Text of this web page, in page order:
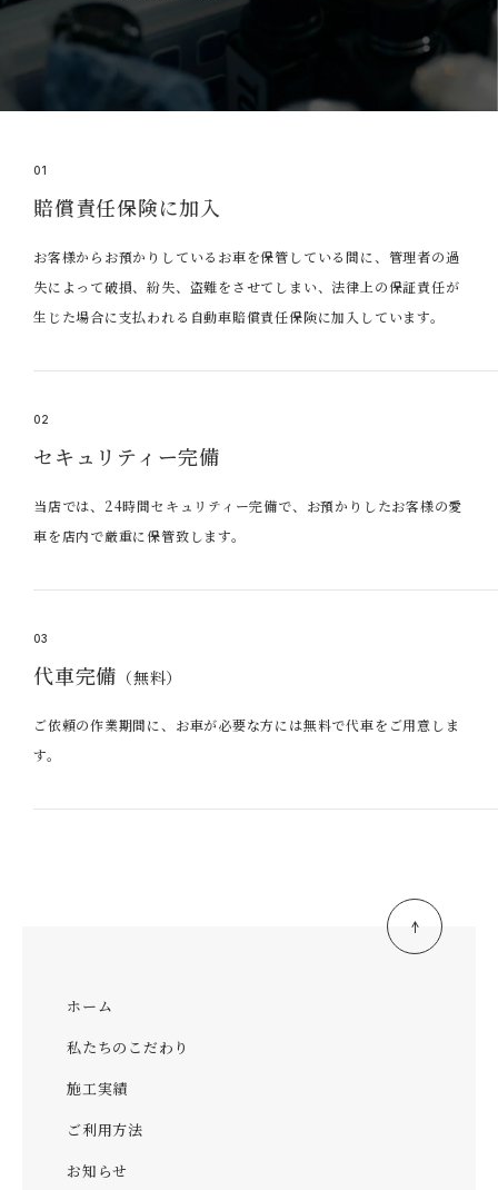
01
賠償責任保険に加入
お客様からお預かりしているお車を保管している間に、管理者の過
失によって破損、紛失、盗難をさせてしまい、法律上の保証責任が
生じた場合に支払われる自動車賠償責任保険に加入しています。
02
セキュリティー完備
当店では、24時間セキュリティー完備で、お預かりしたお客様の愛
車を店内で厳重に保管致します。
03
代車完備 （無料）
ご依頼の作業期間に、お車が必要な方には無料で代車をご用意しま
す。
ホーム
私たちのこだわり
施工実績
ご利用方法
お知らせ